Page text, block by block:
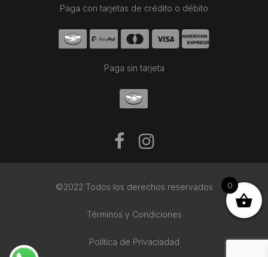
Paga con tarjetas de crédito o débito
Paga sin tarjeta
©2022 Todos los derechos reservados
Términos y Condiciones
Política de Privaciadad
0